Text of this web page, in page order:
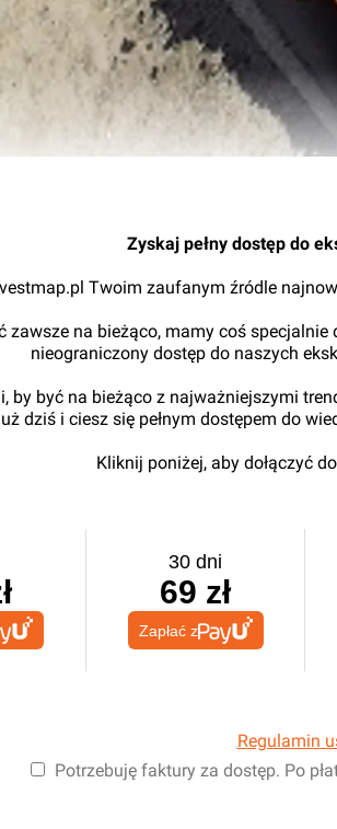
Zyskaj pełny dostęp do
Twoim zaufanym źródle
zawsze na bieżąco, mamy coś
nieograniczony dostęp do naszych
by być na bieżąco z najważniejszymi
dziś i ciesz się pełnym dostępem do
Kliknij poniżej, aby dołączyć
30 dni
69 zł
Zapłać z
Regulamin
Potrzebuję faktury za dostęp. Po